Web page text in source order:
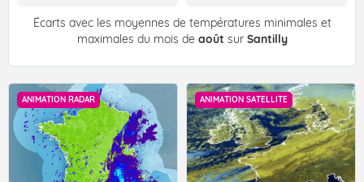
Écarts avec les moyennes de températures minimales et
maximales du mois de août sur Santilly
ANIMATION RADAR ANIMATION SATELLITE